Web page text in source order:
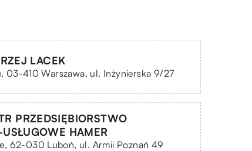
LACEK
03-410 Warszawa, ul. Inżynierska 9/27
PRZEDSIĘBIORSTWO
HAMER
62-030 Luboń, ul. Armii Poznań 49